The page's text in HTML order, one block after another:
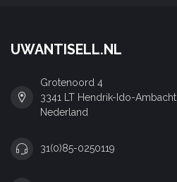
UWANTISELL.NL
Grotenoord 4
3341 LT Hendrik-Ido-Ambacht
Nederland
31(0)85-0250119